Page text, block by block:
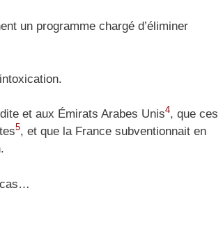
un programme chargé d’éliminer
et aux Émirats Arabes Unis4, que ces
5, et que la France subventionnait en
cas…